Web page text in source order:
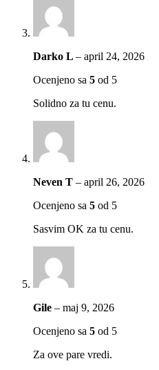
Darko L – april 24, 2026
Ocenjeno sa 5 od 5
Solidno za tu cenu.
Neven T – april 26, 2026
Ocenjeno sa 5 od 5
Sasvim OK za tu cenu.
Gile – maj 9, 2026
Ocenjeno sa 5 od 5
Za ove pare vredi.